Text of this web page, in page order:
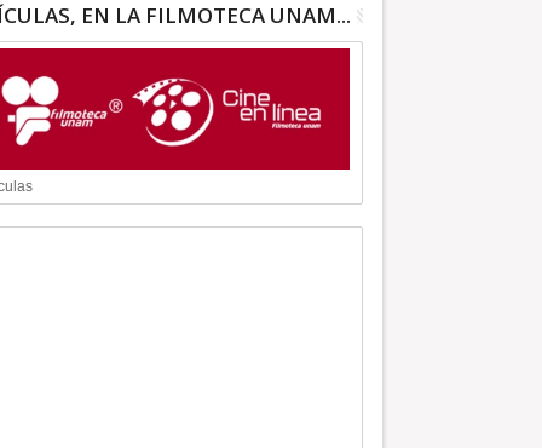
EN LA FILMOTECA UNAM...